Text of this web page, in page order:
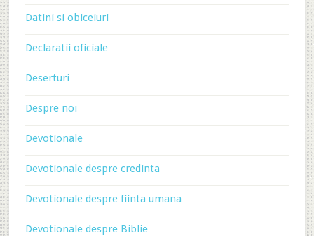
Datini si obiceiuri
Declaratii oficiale
Deserturi
Despre noi
Devotionale
Devotionale despre credinta
Devotionale despre fiinta umana
Devotionale despre Biblie